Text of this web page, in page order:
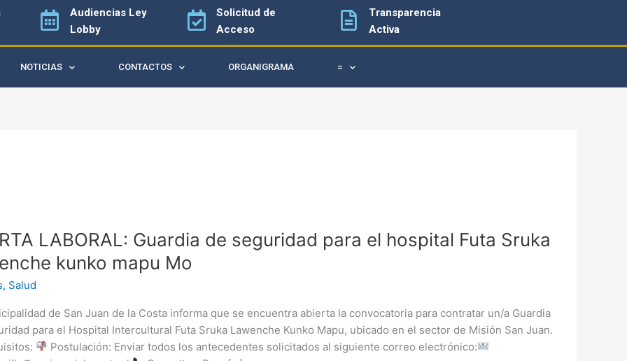
Audiencias Ley
Lobby
Solicitud de
Acceso
Transparencia
Activa
NOTICIAS CONTACTOS ORGANIGRAMA =
LABORAL: Guardia de seguridad para el hospital Futa Sruka
kunko mapu Mo
, Salud
de San Juan de la Costa informa que se encuentra abierta la convocatoria para contratar un/a Guardia
para el Hospital Intercultural Futa Sruka Lawenche Kunko Mapu, ubicado en el sector de Misión San Juan.
Postulación: Enviar todos los antecedentes solicitados al siguiente correo electrónico: